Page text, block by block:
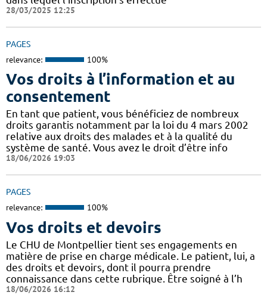
28/03/2025 12:25
PAGES
relevance: 100%
Vos droits à l’information et au
consentement
En tant que patient, vous bénéficiez de nombreux
droits garantis notamment par la loi du 4 mars 2002
relative aux droits des malades et à la qualité du
système de santé. Vous avez le droit d’être info
18/06/2026 19:03
PAGES
relevance: 100%
Vos droits et devoirs
Le CHU de Montpellier tient ses engagements en
matière de prise en charge médicale. Le patient, lui, a
des droits et devoirs, dont il pourra prendre
connaissance dans cette rubrique. Être soigné à l’h
18/06/2026 16:12